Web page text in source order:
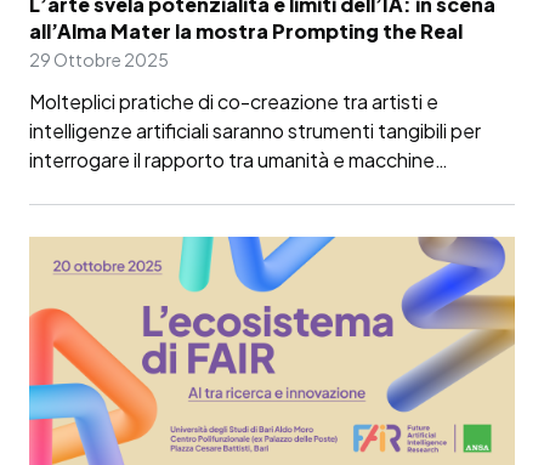
all’Alma Mater la mostra Prompting the Real
29 Ottobre 2025
Molteplici pratiche di co-creazione tra artisti e
intelligenze artificiali saranno strumenti tangibili per
interrogare il rapporto tra umanità e macchine…